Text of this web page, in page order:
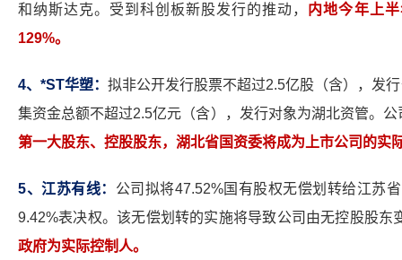
和纳斯达克。受到科创板新股发行的推动， 内地今年上
129%。
4、*ST华塑：拟非公开发行股票不超过2.5亿股（含），发
集资金总额不超过2.5亿元（含），发行对象为湖北资管。
第一大股东、控股股东，湖北省国资委将成为上市公司的实
5、江苏有线： 公司拟将47.52%国有股权无偿划转给江苏
9.42%表决权。该无偿划转的实施将导致公司由无控股股东
政府为实际控制人。